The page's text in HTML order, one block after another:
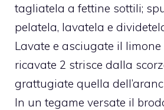
tagliatela a fettine sottili;
pelatela, lavatela e
Lavate e asciugate il limone
ricavate 2 strisce dalla
grattugiate quella
In un tegame versate il